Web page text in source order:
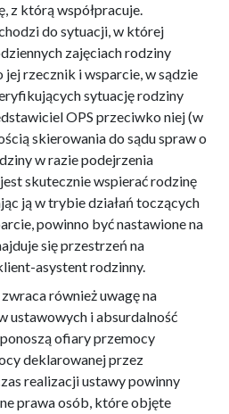
z którą współpracuje.
do sytuacji, w której
zajęciach rodziny
rzecznik i wsparcie, w sądzie
sytuację rodziny
OPS przeciwko niej (w
skierowania do sądu spraw o
w razie podejrzenia
skutecznie wspierać rodzinę
ją w trybie działań toczących
powinno być nastawione na
się przestrzeń na
asystent rodzinny.
również uwagę na
ustawowych i absurdalność
ofiary przemocy
deklarowanej przez
realizacji ustawy powinny
prawa osób, które objęte